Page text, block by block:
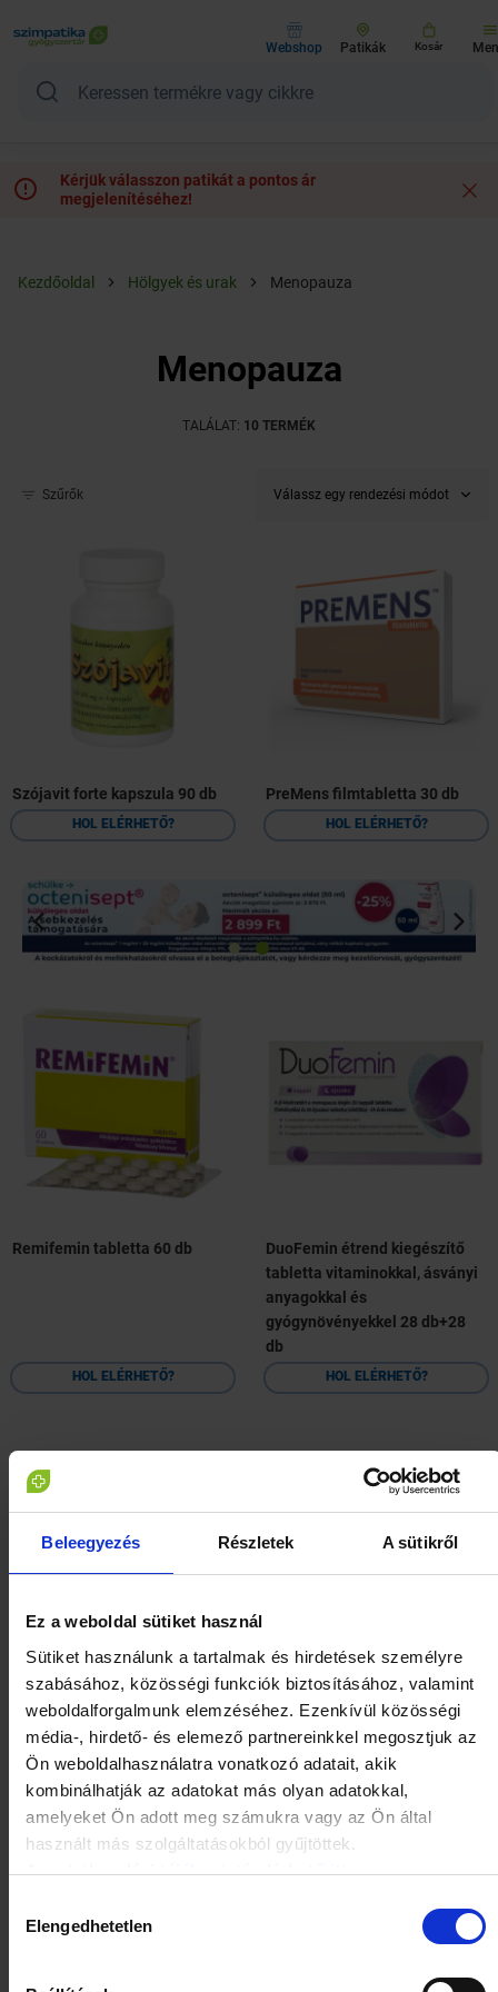
Beleegyezés Részletek A sütikről
Ez a weboldal sütiket használ
Sütiket használunk a tartalmak és hirdetések személyre
szabásához, közösségi funkciók biztosításához, valamint
weboldalforgalmunk elemzéséhez. Ezenkívül közösségi
média-, hirdető- és elemező partnereinkkel megosztjuk az
Ön weboldalhasználatra vonatkozó adatait, akik
kombinálhatják az adatokat más olyan adatokkal,
amelyeket Ön adott meg számukra vagy az Ön által
használt más szolgáltatásokból gyűjtöttek.
Az adatkezelési tájékoztató elérhető itt.
kiválasztása
Elengedhetetlen
Webshop Patikák Kosár
Kérjük válasszon patikát a pontos ár
megjelenítéséhez!
Kezdőoldal Hölgyek és urak Menopauza
Menopauza
TALÁLAT: 10 TERMÉK
Szűrők Válassz egy rendezési módot
Szójavit forte kapszula 90 db
HOL ELÉRHETŐ?
PreMens filmtabletta 30 db
HOL ELÉRHETŐ?
Remifemin tabletta 60 db
HOL ELÉRHETŐ?
DuoFemin étrend kiegészítő
tabletta vitaminokkal, ásványi
anyagokkal és
gyógynövényekkel 28 db+28
db
HOL ELÉRHETŐ?
Klimin Nyugalom kapszula 60
db
HOL ELÉRHETŐ?
Ovestin 1 mg/g krém 15g
HOL ELÉRHETŐ?